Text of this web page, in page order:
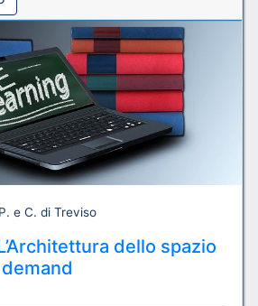
e C. di Treviso
dello spazio